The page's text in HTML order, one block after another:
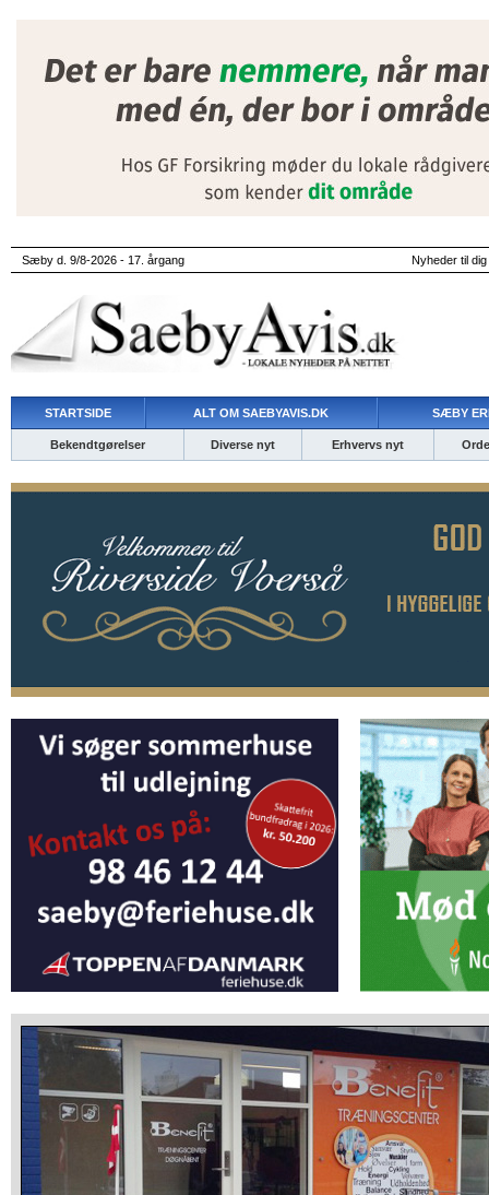
Sæby d. 9/8-2026 - 17. årgang Nyheder til
STARTSIDE ALT OM SAEBYAVIS.DK SÆBY
Bekendtgørelser Diverse nyt Erhvervs nyt